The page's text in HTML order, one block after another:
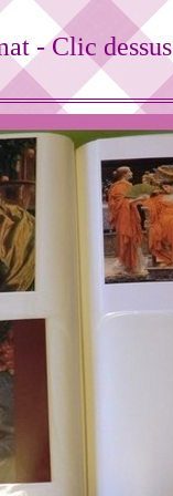
- Clic dessus